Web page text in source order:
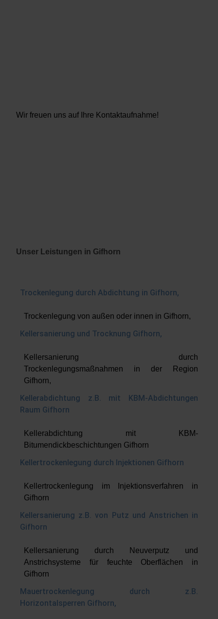
Wir freuen uns auf Ihre Kontaktaufnahme!
Unser Leistungen in Gifhorn
Trockenlegung durch Abdichtung in Gifhorn,
Trockenlegung von außen oder innen in Gifhorn,
Kellersanierung und Trocknung Gifhorn,
Kellersanierung durch
Trockenlegungsmaßnahmen in der Region
Gifhorn,
Kellerabdichtung z.B. mit KBM-Abdichtungen
Raum Gifhorn
Kellerabdichtung mit KBM-
Bitumendickbeschichtungen Gifhorn
Kellertrockenlegung durch Injektionen Gifhorn
Kellertrockenlegung im Injektionsverfahren in
Gifhorn
Kellersanierung z.B. von Putz und Anstrichen in
Gifhorn
Kellersanierung durch Neuverputz und
Anstrichsysteme für feuchte Oberflächen in
Gifhorn
Mauertrockenlegung durch z.B.
Horizontalsperren Gifhorn,